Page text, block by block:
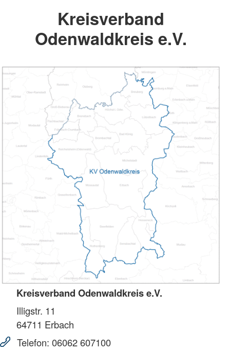
Kreisverband
Odenwaldkreis e.V.
Kreisverband Odenwaldkreis e.V.
Illigstr. 11
64711 Erbach
Telefon: 06062 607100